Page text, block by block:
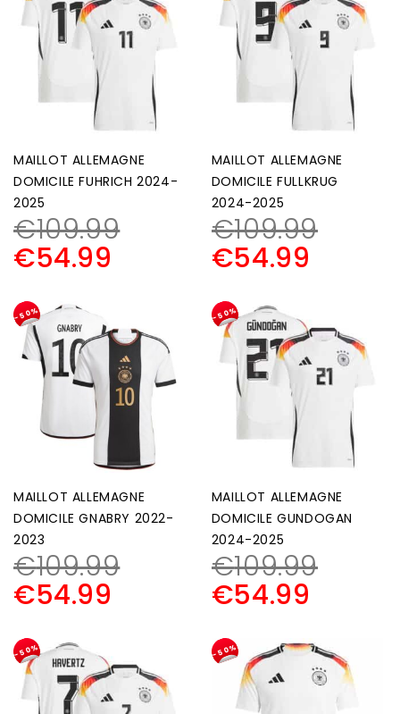
MAILLOT ALLEMAGNE
DOMICILE FUHRICH 2024-
2025
€109.99
€54.99
MAILLOT ALLEMAGNE
DOMICILE FULLKRUG
2024-2025
€109.99
€54.99
-50%
MAILLOT ALLEMAGNE
DOMICILE GNABRY 2022-
2023
€109.99
€54.99
-50%
MAILLOT ALLEMAGNE
DOMICILE GUNDOGAN
2024-2025
€109.99
€54.99
-50% -50%